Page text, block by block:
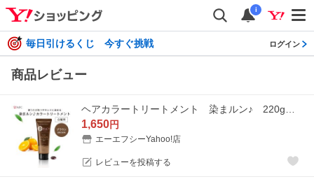
i
毎日引けるくじ 今すぐ挑戦 ログイン
商品レビュー
1,650円
エーエフシーYahoo!店
レビューを投稿する